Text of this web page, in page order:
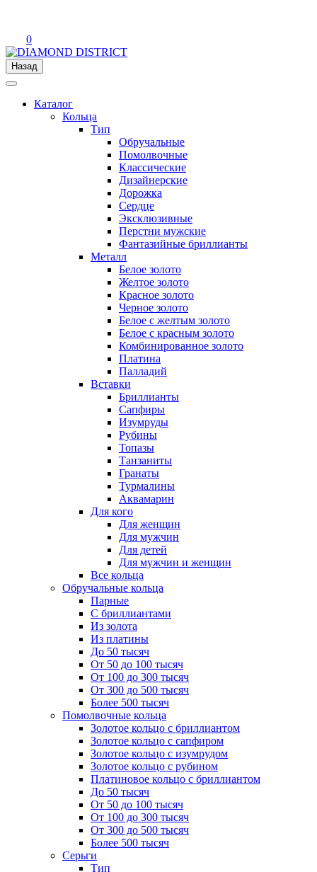
0
Назад
Каталог
Кольца
Тип
Обручальные
Помолвочные
Классические
Дизайнерские
Дорожка
Сердце
Эксклюзивные
Перстни мужские
Фантазийные бриллианты
Металл
Белое золото
Желтое золото
Красное золото
Черное золото
Белое с желтым золото
Белое с красным золото
Комбинированное золото
Платина
Палладий
Вставки
Бриллианты
Сапфиры
Изумруды
Рубины
Топазы
Танзаниты
Гранаты
Турмалины
Аквамарин
Для кого
Для женщин
Для мужчин
Для детей
Для мужчин и женщин
Все кольца
Обручальные кольца
Парные
С бриллиантами
Из золота
Из платины
До 50 тысяч
От 50 до 100 тысяч
От 100 до 300 тысяч
От 300 до 500 тысяч
Более 500 тысяч
Помолвочные кольца
Золотое кольцо с бриллиантом
Золотое кольцо с сапфиром
Золотое кольцо с изумрудом
Золотое кольцо с рубином
Платиновое кольцо с бриллиантом
До 50 тысяч
От 50 до 100 тысяч
От 100 до 300 тысяч
От 300 до 500 тысяч
Более 500 тысяч
Серьги
Тип